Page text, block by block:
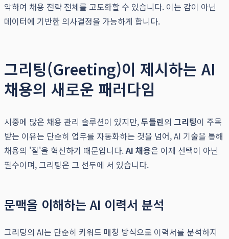
악하여 채용 전략 전체를 고도화할 수 있습니다. 이는 감이 아닌
데이터에 기반한 의사결정을 가능하게 합니다.
그리팅(Greeting)이 제시하는 AI
채용의 새로운 패러다임
시중에 많은 채용 관리 솔루션이 있지만,두들린의 그리팅이 주목
받는 이유는 단순히 업무를 자동화하는 것을 넘어, AI 기술을 통해
채용의 '질'을 혁신하기 때문입니다.AI 채용은 이제 선택이 아닌
필수이며, 그리팅은 그 선두에 서 있습니다.
문맥을 이해하는 AI 이력서 분석
그리팅의 AI는 단순히 키워드 매칭 방식으로 이력서를 분석하지